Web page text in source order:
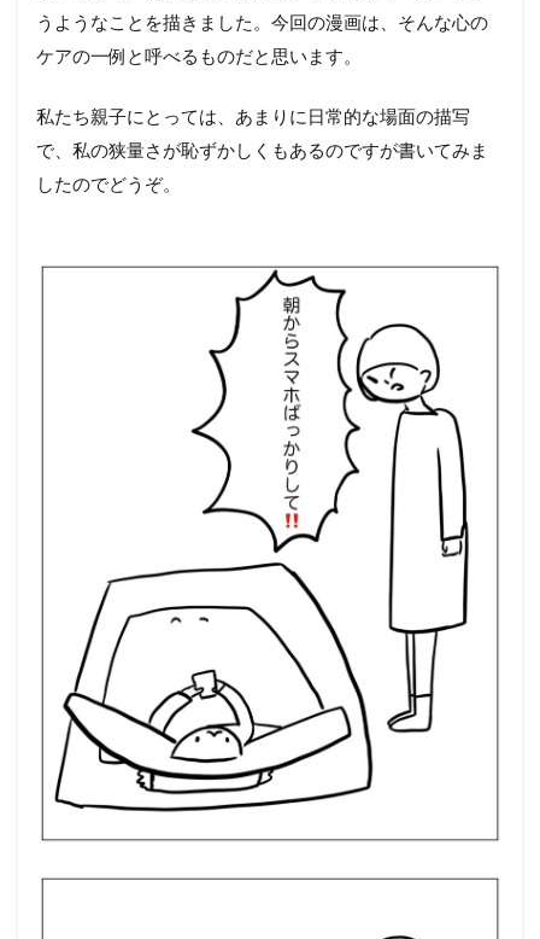
うようなことを描きました。今回の漫画は、そんな心の
ケアの一例と呼べるものだと思います。
私たち親子にとっては、あまりに日常的な場面の描写
で、私の狭量さが恥ずかしくもあるのですが書いてみま
したのでどうぞ。